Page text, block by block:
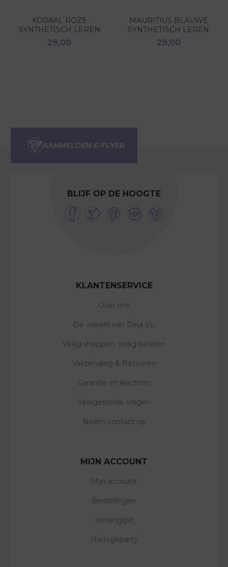
KORAAL ROZE
SYNTHETISCH LEREN
COVER BGC421P
29,00
MAURITIUS BLAUWE
SYNTHETISCH LEREN
COVER BGC423P
29,00
BLIJF OP DE HOOGTE
KLANTENSERVICE
Over ons
De wereld van Deja Vu
Veilig shoppen, veilig betalen
Verzending & Retouren
Garantie en klachten
Veelgestelde vragen
Neem contact op
MIJN ACCOUNT
Mijn account
Bestellingen
Verlanglijst
Horlogeparty